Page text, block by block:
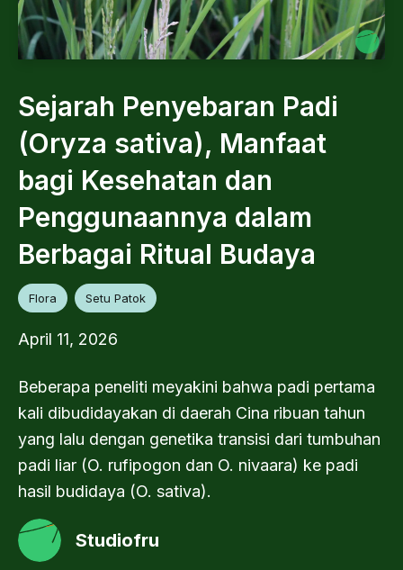
Sejarah Penyebaran Padi
(Oryza sativa), Manfaat
bagi Kesehatan dan
Penggunaannya dalam
Berbagai Ritual Budaya
Flora Setu Patok
April 11, 2026
Beberapa peneliti meyakini bahwa padi pertama
kali dibudidayakan di daerah Cina ribuan tahun
yang lalu dengan genetika transisi dari tumbuhan
padi liar (O. rufipogon dan O. nivaara) ke padi
hasil budidaya (O. sativa).
Studiofru